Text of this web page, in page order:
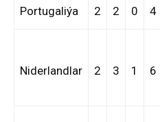
Portugaliýa 2 2 0 4
Niderlandlar 2 3 1 6